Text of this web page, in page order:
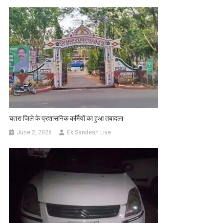
चतरा जिले के प्रशासनिक कर्मियों का हुआ तबादला
June 2, 2026 Ek Sandesh Live